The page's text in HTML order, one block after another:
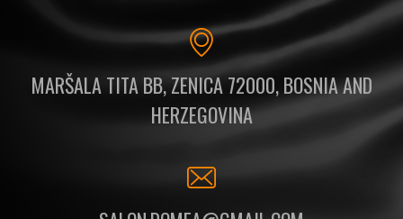
MARŠALA TITA BB, ZENICA 72000, BOSNIA AND
HERZEGOVINA